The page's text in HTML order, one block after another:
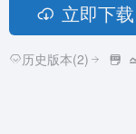
立即下载
历史版本(2)